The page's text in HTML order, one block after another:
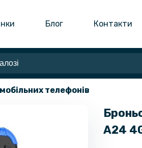
Блог Контакти
телефонів
A24